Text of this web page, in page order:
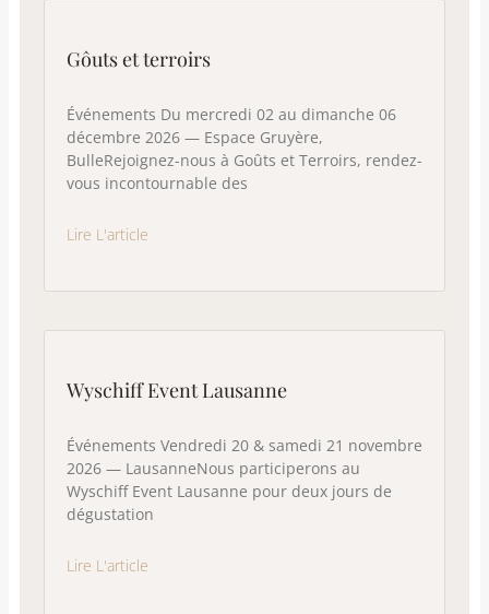
Gôuts et terroirs
Événements Du mercredi 02 au dimanche 06
décembre 2026 — Espace Gruyère,
BulleRejoignez-nous à Goûts et Terroirs, rendez-
vous incontournable des
Lire L'article
Wyschiff Event Lausanne
Événements Vendredi 20 & samedi 21 novembre
2026 — LausanneNous participerons au
Wyschiff Event Lausanne pour deux jours de
dégustation
Lire L'article